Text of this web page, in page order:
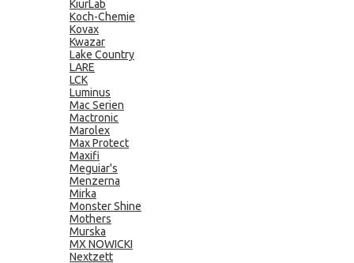
KiurLab
Koch-Chemie
Kovax
Kwazar
Lake Country
LARE
LCK
Luminus
Mac Serien
Mactronic
Marolex
Max Protect
Maxifi
Meguiar's
Menzerna
Mirka
Monster Shine
Mothers
Murska
MX NOWICKI
Nextzett